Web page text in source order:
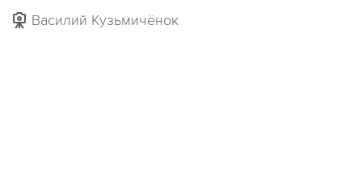
Василий Кузьмичёнок